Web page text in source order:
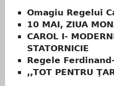
Omagiu Regelui
10 MAI, ZIUA
CAROL I-
STATORNICIE
Regele
,,TOT PENTRU